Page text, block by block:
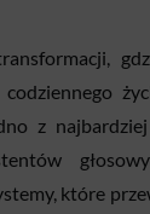
z
które